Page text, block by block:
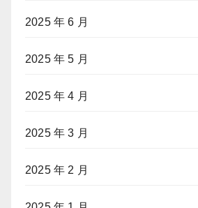
2025 年 6 月
2025 年 5 月
2025 年 4 月
2025 年 3 月
2025 年 2 月